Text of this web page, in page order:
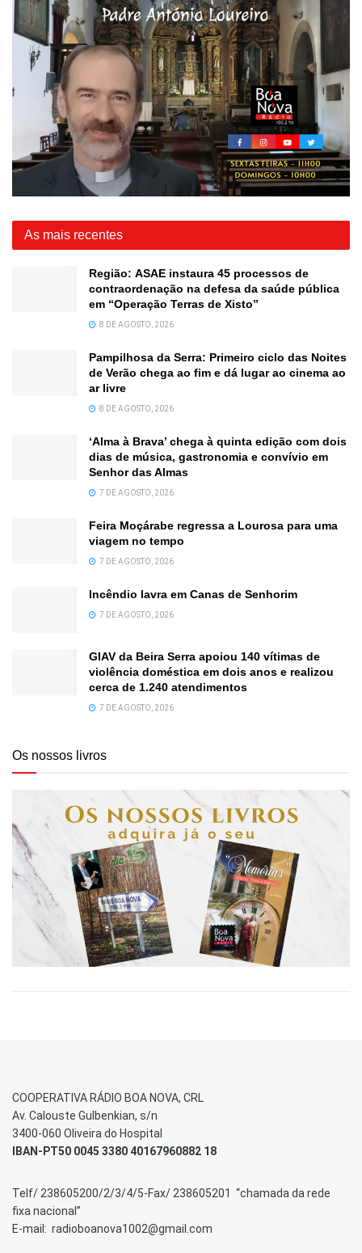
As mais recentes
Região: ASAE instaura 45 processos de
contraordenação na defesa da saúde pública
em “Operação Terras de Xisto”
8 DE AGOSTO, 2026
Pampilhosa da Serra: Primeiro ciclo das Noites
de Verão chega ao fim e dá lugar ao cinema ao
ar livre
8 DE AGOSTO, 2026
‘Alma à Brava’ chega à quinta edição com dois
dias de música, gastronomia e convívio em
Senhor das Almas
7 DE AGOSTO, 2026
Feira Moçárabe regressa a Lourosa para uma
viagem no tempo
7 DE AGOSTO, 2026
Incêndio lavra em Canas de Senhorim
7 DE AGOSTO, 2026
GIAV da Beira Serra apoiou 140 vítimas de
violência doméstica em dois anos e realizou
cerca de 1.240 atendimentos
7 DE AGOSTO, 2026
Os nossos livros
COOPERATIVA RÁDIO BOA NOVA, CRL
Av. Calouste Gulbenkian, s/n
3400-060 Oliveira do Hospital
IBAN-PT50 0045 3380 40167960882 18
Telf/ 238605200/2/3/4/5-Fax/ 238605201 “chamada da rede
fixa nacional”
E-mail: radioboanova1002@gmail.com